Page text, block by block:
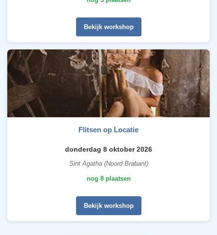
Bekijk workshop
Flitsen op Locatie
donderdag 8 oktober 2026
Sint Agatha (Noord Brabant)
nog 8 plaatsen
Bekijk workshop